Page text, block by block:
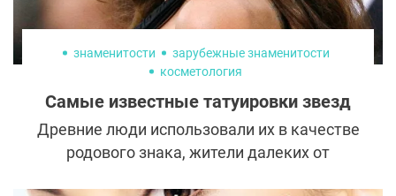
знаменитости
зарубежные знаменитости
косметология
Самые известные татуировки звезд
Древние люди использовали их в качестве
родового знака, жители далеких от